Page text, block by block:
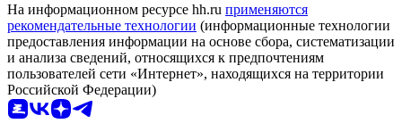
На информационном ресурсе hh.ru применяются
рекомендательные технологии (информационные технологии
предоставления информации на основе сбора, систематизации
и анализа сведений, относящихся к предпочтениям
пользователей сети «Интернет», находящихся на территории
Российской Федерации)